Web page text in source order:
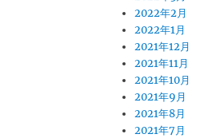
2022年2月
2022年1月
2021年12月
2021年11月
2021年10月
2021年9月
2021年8月
2021年7月